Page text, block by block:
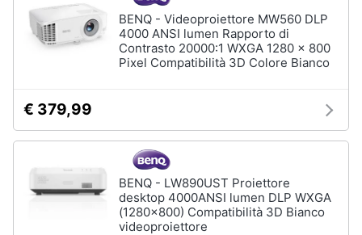
e
musica
Arredo
Brico
e
cinema
videoproiezione
Lettore
DVD
Soundbar
Vedi
BENQ - Videoproiettore MW560 DLP
4000 ANSI lumen Rapporto di
Contrasto 20000:1 WXGA 1280 x 800
Pixel Compatibilità 3D Colore Bianco
€ 379,99
BENQ - LW890UST Proiettore
desktop 4000ANSI lumen DLP WXGA
(1280x800) Compatibilità 3D Bianco
videoproiettore